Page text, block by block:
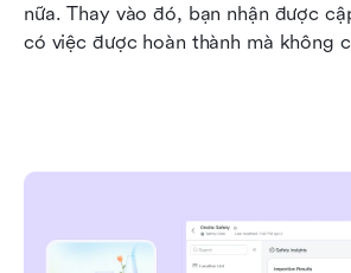
nữa. Thay vào đó, bạn nhận được
có việc được hoàn thành mà không